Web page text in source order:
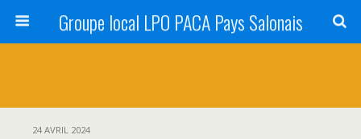
Groupe local LPO PACA Pays Salonais
24 AVRIL 2024